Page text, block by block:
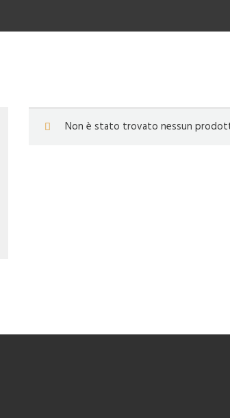
Non è stato trovato nessun